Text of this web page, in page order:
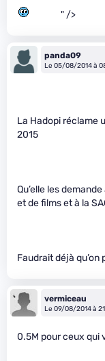
" />
panda09
Le 05/08/2014 à
La Hadopi réclame
2015
Qu’elle les
et de films et à la
Faudrait déjà
vermiceau
Le 09/08/2014 à
0.5M pour ceux qui